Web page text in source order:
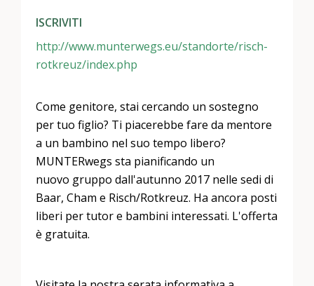
ISCRIVITI
http://www.munterwegs.eu/standorte/risch-
rotkreuz/index.php
Come genitore, stai cercando un sostegno
per tuo figlio? Ti piacerebbe fare da mentore
a un bambino nel suo tempo libero?
MUNTERwegs sta pianificando un
nuovo gruppo dall'autunno 2017 nelle sedi di
Baar, Cham e Risch/Rotkreuz. Ha ancora posti
liberi per tutor e bambini interessati. L'offerta
è gratuita.